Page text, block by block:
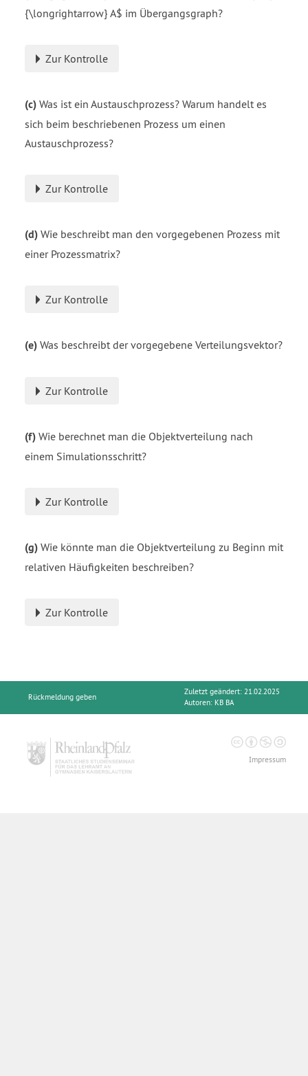
{\longrightarrow} A$ im Übergangsgraph?
Zur Kontrolle
(c) Was ist ein Austauschprozess? Warum handelt es
sich beim beschriebenen Prozess um einen
Austauschprozess?
Zur Kontrolle
(d) Wie beschreibt man den vorgegebenen Prozess mit
einer Prozessmatrix?
Zur Kontrolle
(e) Was beschreibt der vorgegebene Verteilungsvektor?
Zur Kontrolle
(f) Wie berechnet man die Objektverteilung nach
einem Simulationsschritt?
Zur Kontrolle
(g) Wie könnte man die Objektverteilung zu Beginn mit
relativen Häufigkeiten beschreiben?
Zur Kontrolle
Rückmeldung geben
Zuletzt geändert: 21.02.2025
Autoren: KB BA
Impressum